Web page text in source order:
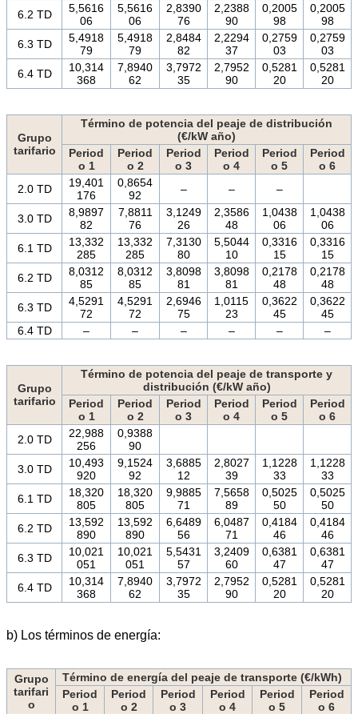
6.2 TD
5,5616
06
5,5616
06
2,8390
76
2,2388
90
0,2005
98
0,2005
98
6.3 TD
5,4918
79
5,4918
79
2,8484
82
2,2294
37
0,2759
03
0,2759
03
6.4 TD
10,314
368
7,8940
62
3,7972
35
2,7952
90
0,5281
20
0,5281
20
Grupo
tarifario
Término de potencia del peaje de distribución
(€/kW año)
Period
o 1
Period
o 2
Period
o 3
Period
o 4
Period
o 5
Period
o 6
2.0 TD
19,401
176
0,8654
92
– – –
3.0 TD
8,9897
82
7,8811
76
3,1249
26
2,3586
48
1,0438
06
1,0438
06
6.1 TD
13,332
285
13,332
285
7,3130
80
5,5044
10
0,3316
15
0,3316
15
6.2 TD
8,0312
85
8,0312
85
3,8098
81
3,8098
81
0,2178
48
0,2178
48
6.3 TD
4,5291
72
4,5291
72
2,6946
75
1,0115
23
0,3622
45
0,3622
45
6.4 TD
– – – – – –
Grupo
tarifario
Término de potencia del peaje de transporte y
distribución (€/kW año)
Period
o 1
Period
o 2
Period
o 3
Period
o 4
Period
o 5
Period
o 6
2.0 TD
22,988
256
0,9388
90
3.0 TD
10,493
920
9,1524
92
3,6885
12
2,8027
39
1,1228
33
1,1228
33
6.1 TD
18,320
805
18,320
805
9,9885
71
7,5658
89
0,5025
50
0,5025
50
6.2 TD
13,592
890
13,592
890
6,6489
56
6,0487
71
0,4184
46
0,4184
46
6.3 TD
10,021
051
10,021
051
5,5431
57
3,2409
60
0,6381
47
0,6381
47
6.4 TD
10,314
368
7,8940
62
3,7972
35
2,7952
90
0,5281
20
0,5281
20
b) Los términos de energía:
Grupo
tarifari
o
Término de energía del peaje de transporte (€/kWh)
Period
o 1
Period
o 2
Period
o 3
Period
o 4
Period
o 5
Period
o 6